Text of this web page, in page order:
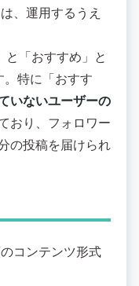
は、運用するうえ
「おすすめ」と
特に「おすす
いないユーザーの
おり、フォロワー
の投稿を届けられ
コンテンツ形式